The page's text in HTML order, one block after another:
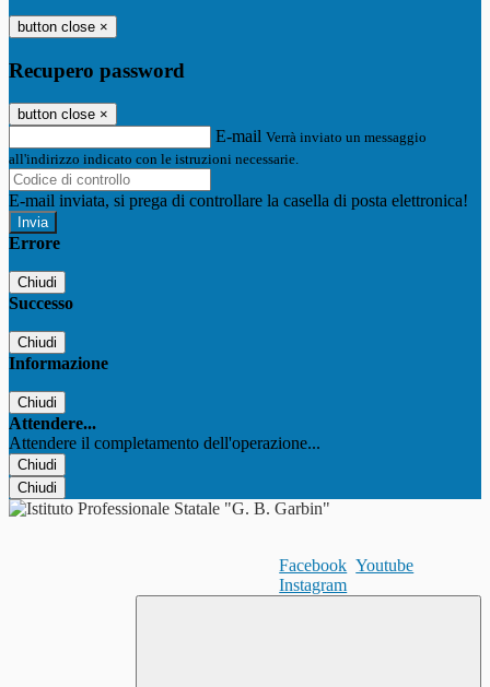
button close ×
Recupero password
button close ×
E-mail Verrà inviato un messaggio
all'indirizzo indicato con le istruzioni necessarie.
E-mail inviata, si prega di controllare la casella di posta elettronica!
Errore
Chiudi
Successo
Chiudi
Informazione
Chiudi
Attendere...
Attendere il completamento dell'operazione...
Chiudi
Chiudi
Facebook Youtube
Instagram